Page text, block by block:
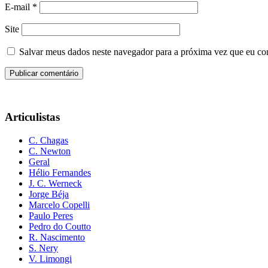
E-mail *
Site
Salvar meus dados neste navegador para a próxima vez que eu
Articulistas
C. Chagas
C. Newton
Geral
Hélio Fernandes
J. C. Werneck
Jorge Béja
Marcelo Copelli
Paulo Peres
Pedro do Coutto
R. Nascimento
S. Nery
V. Limongi